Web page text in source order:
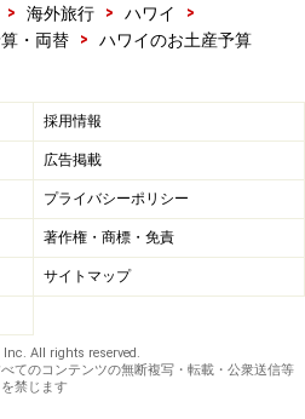
> 海外旅行 > ハワイ
>
・両替
> ハワイのお土産予算
採用情報
広告掲載
プライバシーポリシー
著作権・商標・免責
サイトマップ
All rights reserved.
てのコンテンツの無断複写・転載・公衆送信等
を禁じます